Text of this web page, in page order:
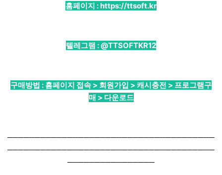
홈페이지 :https://ttsoft.kr
텔레그램 : @TTSOFTKR12
구매방법 : 홈페이지 접속 > 회원가입 > 캐시충전 > 프로그램구
매 > 다운로드
──────────────────────────────────────
──────────────────────────────────────
────────────────